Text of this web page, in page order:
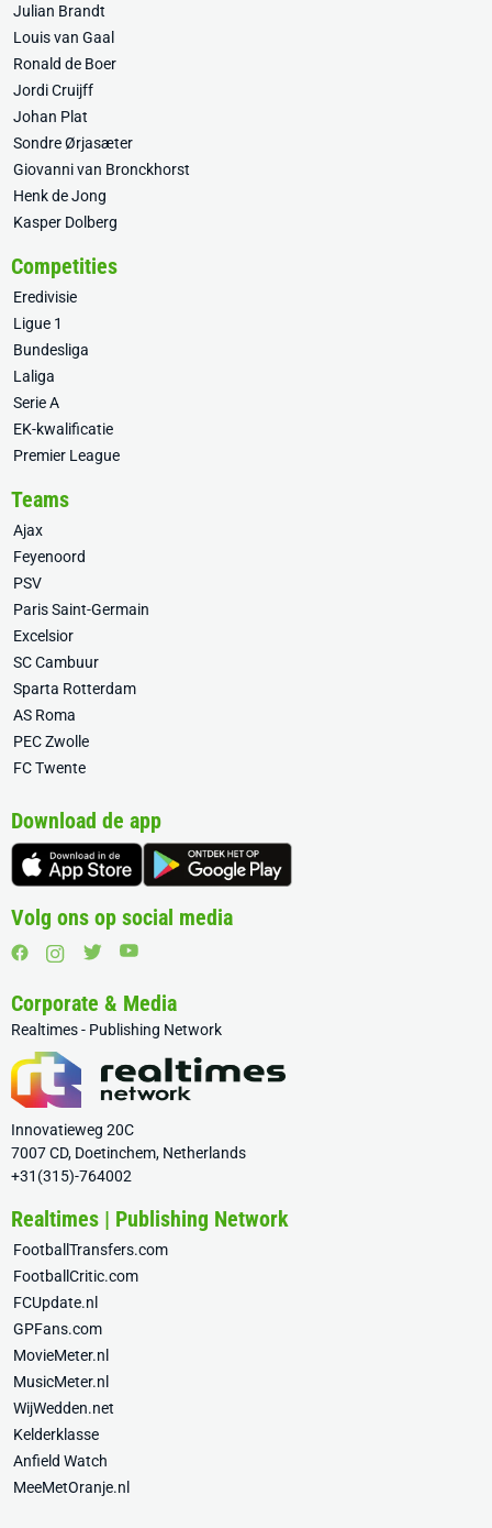
Julian Brandt
Louis van Gaal
Ronald de Boer
Jordi Cruijff
Johan Plat
Sondre Ørjasæter
Giovanni van Bronckhorst
Henk de Jong
Kasper Dolberg
Competities
Eredivisie
Ligue 1
Bundesliga
Laliga
Serie A
EK-kwalificatie
Premier League
Teams
Ajax
Feyenoord
PSV
Paris Saint-Germain
Excelsior
SC Cambuur
Sparta Rotterdam
AS Roma
PEC Zwolle
FC Twente
Download de app
Volg ons op social media
Corporate & Media
Realtimes - Publishing Network
Innovatieweg 20C
7007 CD, Doetinchem, Netherlands
+31(315)-764002
Realtimes | Publishing Network
FootballTransfers.com
FootballCritic.com
FCUpdate.nl
GPFans.com
MovieMeter.nl
MusicMeter.nl
WijWedden.net
Kelderklasse
Anfield Watch
MeeMetOranje.nl